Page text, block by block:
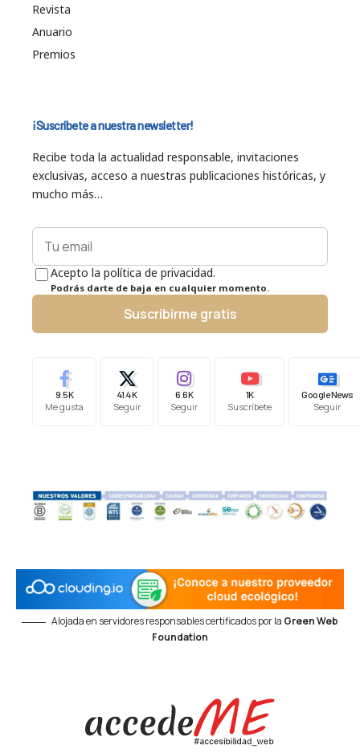
Revista
Anuario
Premios
¡Suscríbete a nuestra newsletter!
Recibe toda la actualidad responsable, invitaciones
exclusivas, acceso a nuestras publicaciones históricas, y
mucho más…
Acepto la política de privacidad.
Podrás darte de baja en cualquier momento.
Suscribirme gratis
9.5K
Me gusta
41.4K
Seguir
6.6K
Seguir
1K
Suscríbete
Google News
Seguir
Alojada en servidores responsables certificados por la Green Web
Foundation